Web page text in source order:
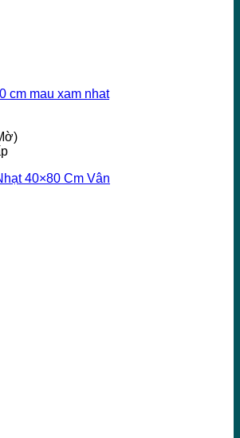
40×80 Cm Vân